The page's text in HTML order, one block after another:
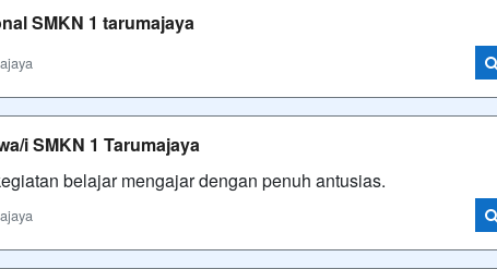
SMKN 1 tarumajaya
i SMKN 1 Tarumajaya
belajar mengajar dengan penuh antusias.